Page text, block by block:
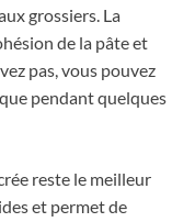
grossiers. La
de la pâte et
pas, vous pouvez
pendant quelques
reste le meilleur
et permet de